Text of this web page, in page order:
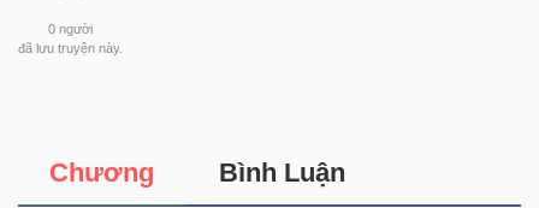
0 người
đã lưu truyện này.
Chương Bình Luận